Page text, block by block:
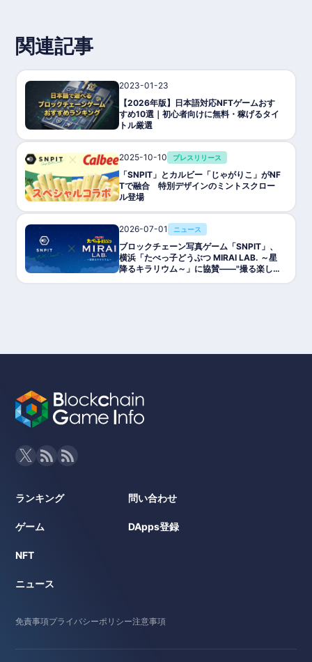
関連記事
2023-01-23
【2026年版】日本語対応NFTゲームおす
すめ10選｜初心者向けに無料・稼げるタイ
トル厳選
2025-10-10 プレスリリース
「SNPIT」とカルビー「じゃがりこ」がNF
Tで融合 特別デザインのミントスクロー
ル登場
2026-07-01 ニュース
ブロックチェーン写真ゲーム「SNPIT」、
横浜「たべっ子どうぶつ MIRAI LAB. ～星
降るキラリウム～」に協賛――"撮る楽し
ランキング
ゲーム
NFT
ニュース
問い合わせ
DApps登録
免責事項プライバシーポリシー注意事項